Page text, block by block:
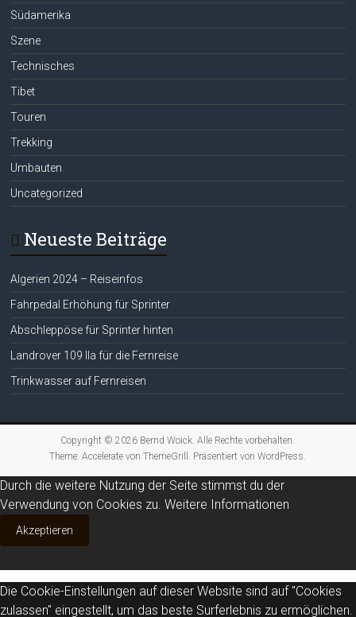
Südamerika
Szene
Technisches
Tibet
Touren
Trekking
Umbauten
Uncategorized
Neueste Beiträge
Algerien 2024 – Reiseinfos
Fahrpedal Erhöhung für Sprinter
Abschleppöse für Sprinter hinten
Landrover 109 IIa für die Fernreise
Trinkwasser auf Fernreisen
Copyright © 2026 Bernd Woick. Alle Rechte vorbehalten.
Theme:Accelerate von ThemeGrill. Präsentiert vonWordPress.
Durch die weitere Nutzung der Seite stimmst du der
Verwendung von Cookies zu. Weitere Informationen
Akzeptieren
Die Cookie-Einstellungen auf dieser Website sind auf "Cookies
zulassen" eingestellt, um das beste Surferlebnis zu ermöglichen.